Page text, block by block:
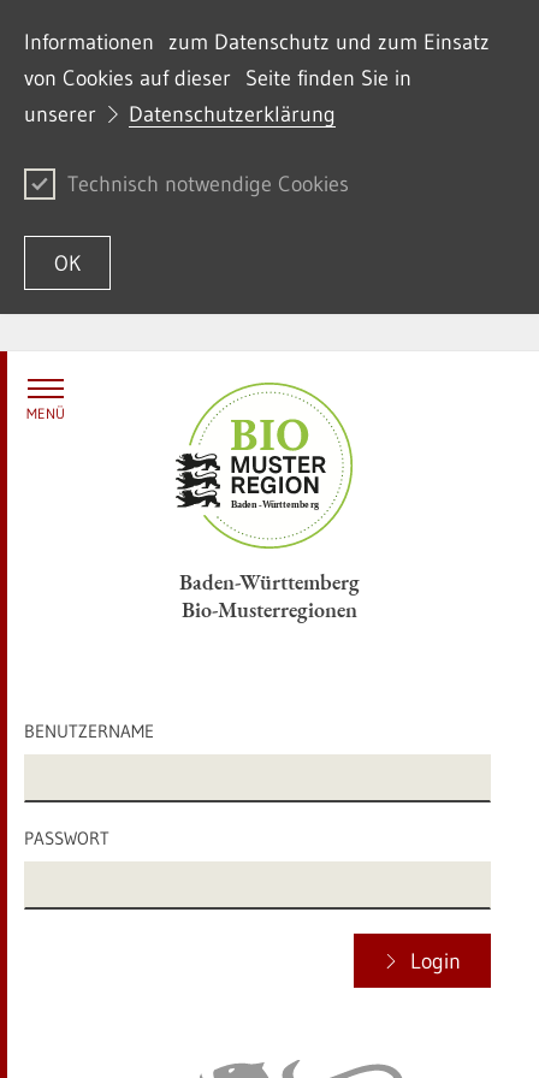
Informationen zum Datenschutz und zum Einsatz
von Cookies auf dieser Seite finden Sie in
unserer
Datenschutzerklärung
Technisch notwendige Cookies
OK
Zum Inhalt springen
Baden-Württemberg
Bio-Musterregionen
MENÜ
BENUTZERNAME
PASSWORT
Login